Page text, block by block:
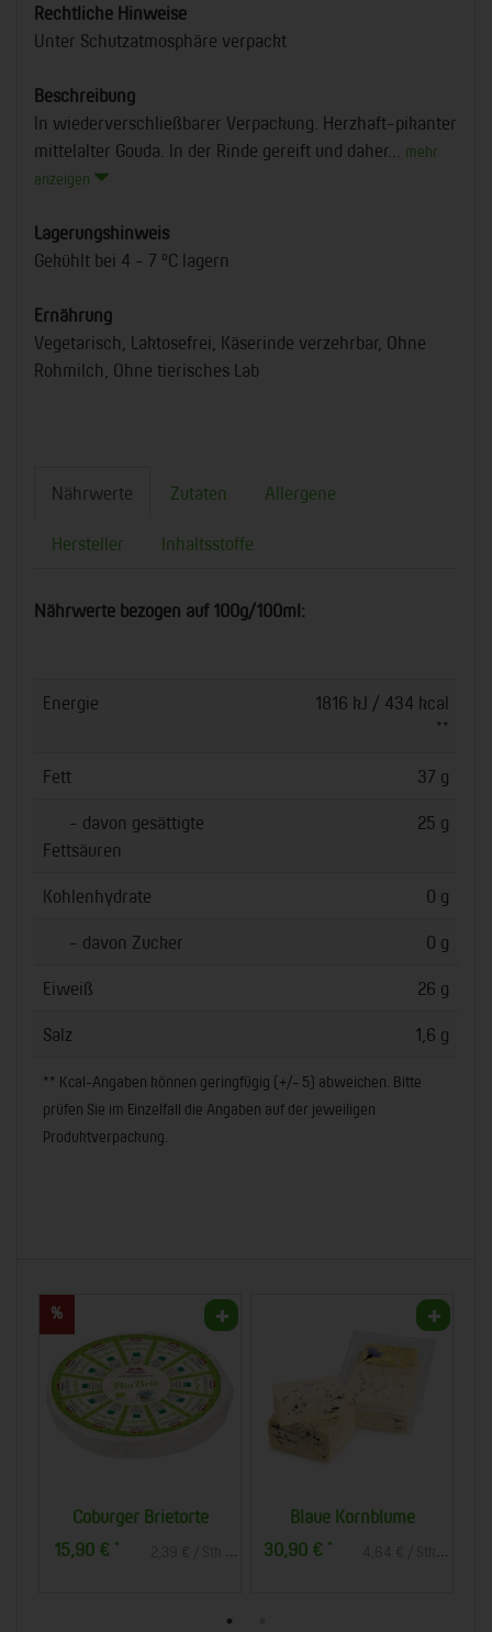
Rechtliche Hinweise
Unter Schutzatmosphäre verpackt
Beschreibung
In wiederverschließbarer Verpackung. Herzhaft-pikanter
mittelalter Gouda. In der Rinde gereift und daher...
mehr
anzeigen
Lagerungshinweis
Gekühlt bei 4 - 7 °C lagern
Ernährung
Vegetarisch, Laktosefrei, Käserinde verzehrbar, Ohne
Rohmilch, Ohne tierisches Lab
Nährwerte Zutaten Allergene
Hersteller Inhaltsstoffe
Nährwerte bezogen auf 100g/100ml:
Energie 1816 kJ / 434 kcal
**
Fett 37 g
- davon gesättigte
Fettsäuren
25 g
Kohlenhydrate 0 g
- davon Zucker 0 g
Eiweiß 26 g
Salz 1,6 g
** Kcal-Angaben können geringfügig (+/- 5) abweichen. Bitte
prüfen Sie im Einzelfall die Angaben auf der jeweiligen
Produktverpackung.
4,34 € / Stk (1 Stück ca. 150g)
Coburger Brietorte
15,90 € * 2,39 € / Stk (1 Stück ca. 150g)
Blaue Kornblume
30,90 € *